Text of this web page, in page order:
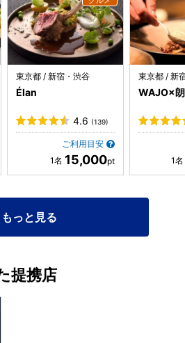
東京都 / 新宿・渋谷
Élan
4.6 (139)
ご利用目安
15,000
東京都 / 新
WAJO×朗
もっと見る
提携店